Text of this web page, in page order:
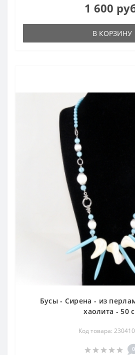
1 600
В КОРЗИНУ
Бусы - Сирена - из
хаолита - 50
Код товара:
0